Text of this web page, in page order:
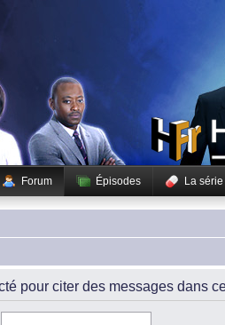
Forum Épisodes La série
pour citer des messages dans